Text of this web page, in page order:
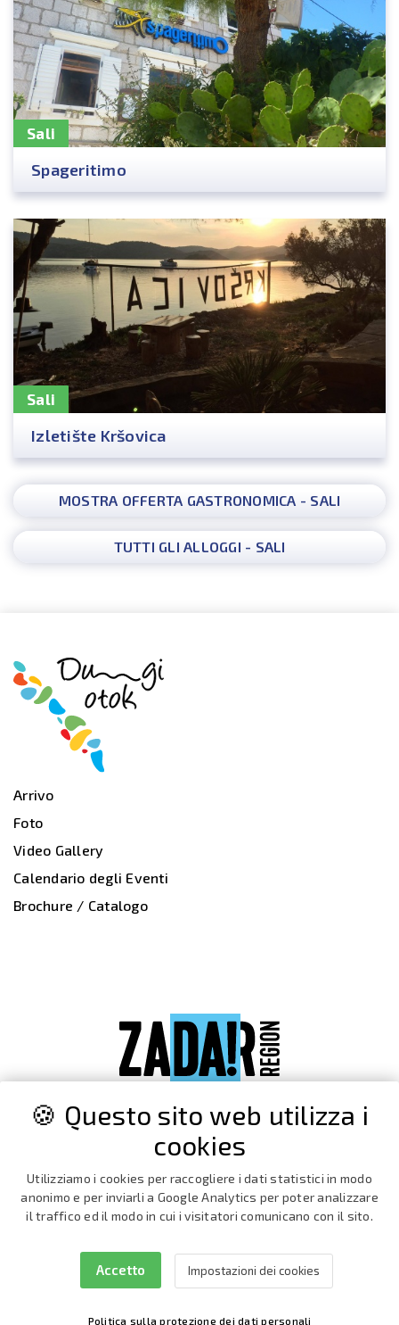
Sali
Spageritimo
Sali
Izletište Kršovica
MOSTRA OFFERTA GASTRONOMICA - SALI
TUTTI GLI ALLOGGI - SALI
Arrivo
Foto
Video Gallery
Calendario degli Eventi
Brochure / Catalogo
Facebook Instagram
🍪 Questo sito web utilizza i
cookies
Utilizziamo i cookies per raccogliere i dati statistici in modo
anonimo e per inviarli a Google Analytics per poter analizzare
il traffico ed il modo in cui i visitatori comunicano con il sito.
Politica sulla protezione dei dati personali
Accetto Impostazioni dei cookies